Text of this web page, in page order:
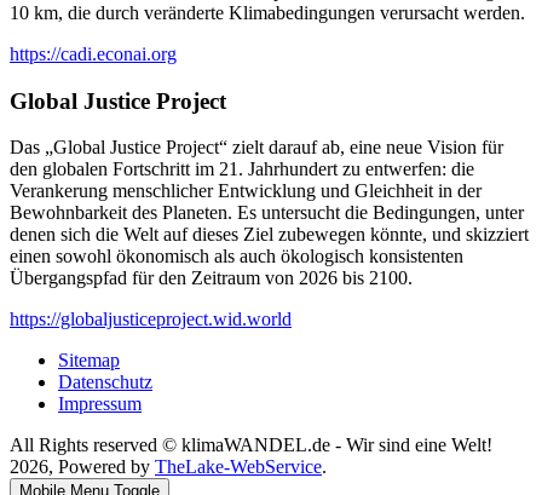
10 km, die durch veränderte Klimabedingungen verursacht werden.
https://cadi.econai.org
Global Justice Project
Das „Global Justice Project“ zielt darauf ab, eine neue Vision für
den globalen Fortschritt im 21. Jahrhundert zu entwerfen: die
Verankerung menschlicher Entwicklung und Gleichheit in der
Bewohnbarkeit des Planeten. Es untersucht die Bedingungen, unter
denen sich die Welt auf dieses Ziel zubewegen könnte, und skizziert
einen sowohl ökonomisch als auch ökologisch konsistenten
Übergangspfad für den Zeitraum von 2026 bis 2100.
https://globaljusticeproject.wid.world
Sitemap
Datenschutz
Impressum
All Rights reserved © klimaWANDEL.de - Wir sind eine Welt!
2026, Powered by TheLake-WebService.
Mobile Menu Toggle